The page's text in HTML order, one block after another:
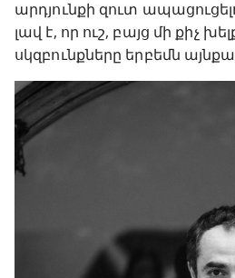
արդյունքի զուտ
լավ է, որ ուշ, բայց մի քիչ
սկզբունքները երբեմն